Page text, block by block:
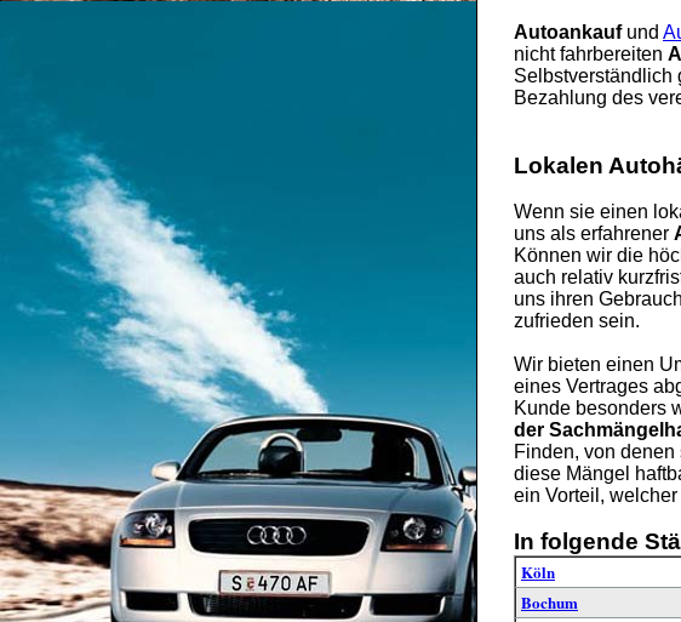
Autoankaufund
nicht fahrbereiten
Selbstverständlich
Bezahlung des
Lokalen
Wenn sie einen
uns als erfahrener
Können wir die
auch relativ
uns ihren
zufrieden sein.
Wir bieten einen
eines Vertrages
Kunde besonders
der
Finden, von
diese Mängel
ein Vorteil,
In folgende
Köln
Bochum